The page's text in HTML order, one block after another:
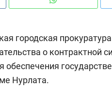
городская
о контрактной
обеспечения
Нурлата.
и ВТБ